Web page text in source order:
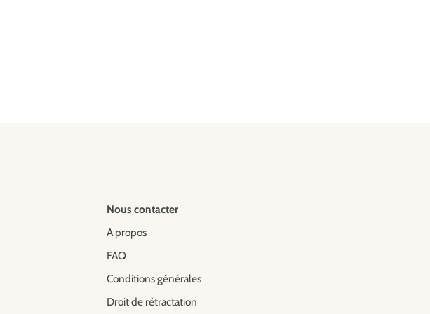
Nous contacter
A propos
FAQ
Conditions générales
Droit de rétractation